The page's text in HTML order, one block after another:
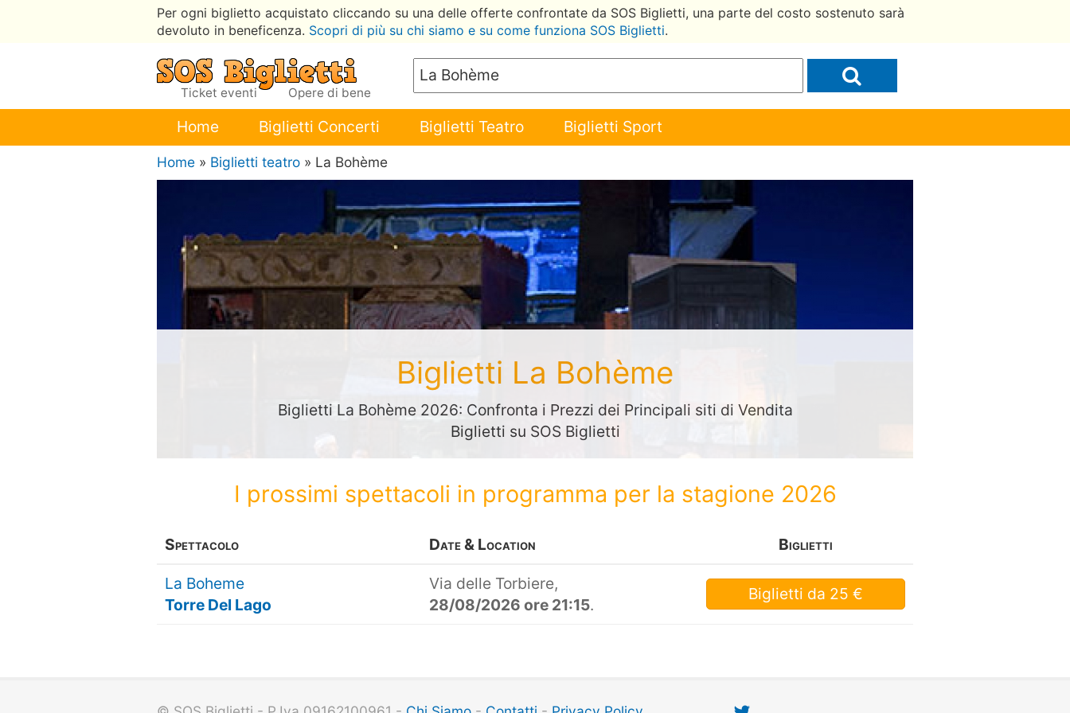
Per ogni biglietto acquistato cliccando su una delle offerte confrontate da SOS Biglietti, una parte del costo sostenuto sarà
devoluto in beneficenza. Scopri di più su chi siamo e su come funziona SOS Biglietti.
Ticket eventi Opere di bene
Home Biglietti Concerti Biglietti Teatro Biglietti Sport
Home » Biglietti teatro » La Bohème
Biglietti La Bohème
Biglietti La Bohème 2026: Confronta i Prezzi dei Principali siti di Vendita
Biglietti su SOS Biglietti
I prossimi spettacoli in programma per la stagione 2026
Spettacolo Date & Location Biglietti
La Boheme
Torre Del Lago
Via delle Torbiere,
28/08/2026 ore 21:15.
Biglietti da 25 €